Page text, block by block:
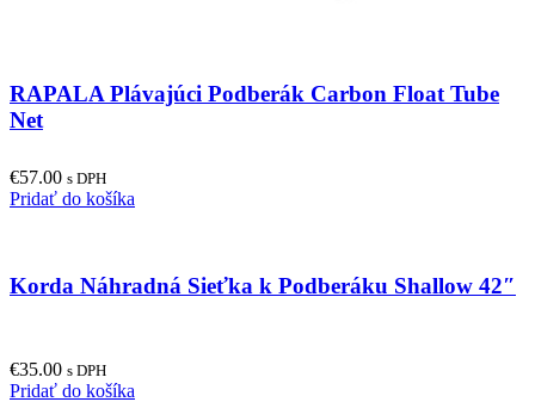
RAPALA Plávajúci Podberák Carbon Float Tube
Net
€57.00 s DPH
Pridať do košíka
Korda Náhradná Sieťka k Podberáku Shallow 42″
€35.00 s DPH
Pridať do košíka